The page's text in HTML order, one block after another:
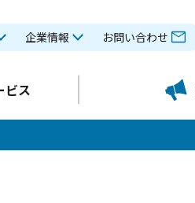
企業情報 お問い合わせ
ビス